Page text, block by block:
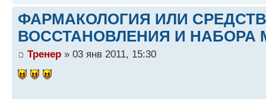
ФАРМАКОЛОГИЯ ИЛИ
ВОССТАНОВЛЕНИЯ И НАБОРА
Тренер » 03 янв 2011, 15:30